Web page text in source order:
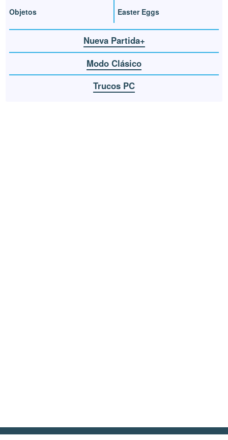
Objetos
Easter Eggs
Nueva Partida+
Modo Clásico
Trucos PC